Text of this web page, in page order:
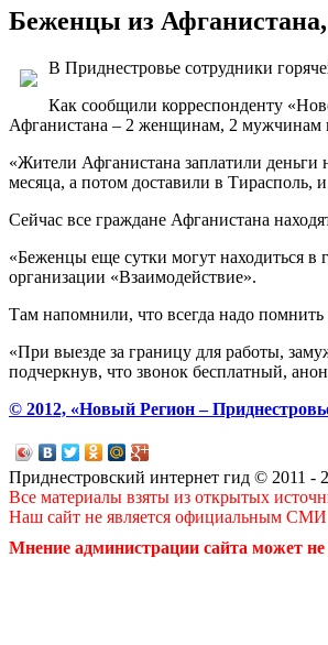
Беженцы из Афганистана,
В Приднестровье сотрудники
Как сообщили корреспонденту
Афганистана – 2 женщинам, 2 мужчинам
«Жители Афганистана заплатили
месяца, а потом доставили в Тирасполь,
Сейчас все граждане Афганистана
«Беженцы еще сутки могут находиться
организации «Взаимодействие».
Там напомнили, что всегда надо помнить
«При выезде за границу для работы,
подчеркнув, что звонок бесплатный,
© 2012, «Новый Регион –
Приднестровский интернет гид © 2011 -
Все материалы взяты из открытых
Наш сайт не является официальным СМИ
Мнение администрации сайта может